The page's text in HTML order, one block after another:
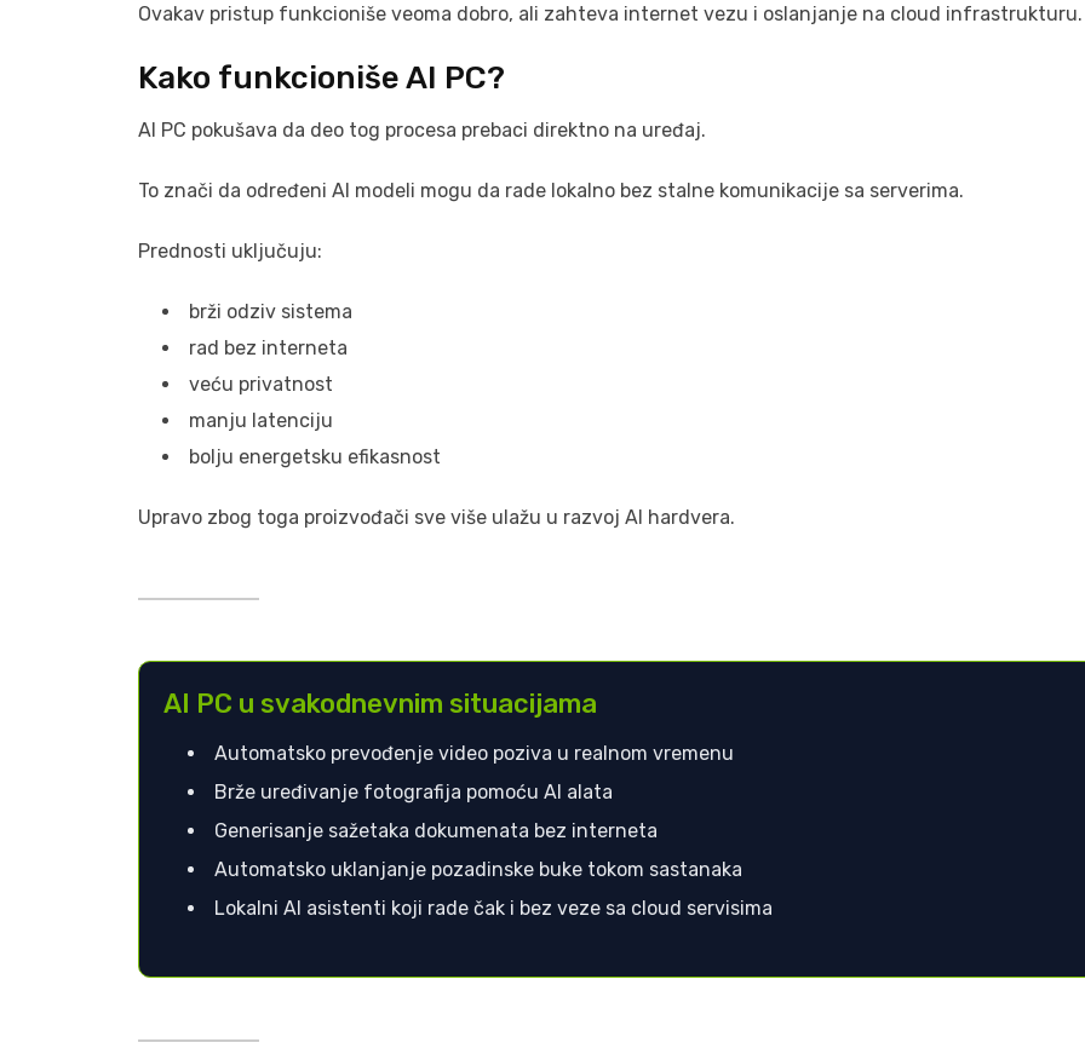
Ovakav pristup funkcioniše veoma dobro, ali zahteva internet vezu i oslanjanje na cloud infrastrukturu.
Kako funkcioniše AI PC?
AI PC pokušava da deo tog procesa prebaci direktno na uređaj.
To znači da određeni AI modeli mogu da rade lokalno bez stalne komunikacije sa serverima.
Prednosti uključuju:
brži odziv sistema
rad bez interneta
veću privatnost
manju latenciju
bolju energetsku efikasnost
Upravo zbog toga proizvođači sve više ulažu u razvoj AI hardvera.
AI PC u svakodnevnim situacijama
Automatsko prevođenje video poziva u realnom vremenu
Brže uređivanje fotografija pomoću AI alata
Generisanje sažetaka dokumenata bez interneta
Automatsko uklanjanje pozadinske buke tokom sastanaka
Lokalni AI asistenti koji rade čak i bez veze sa cloud servisima